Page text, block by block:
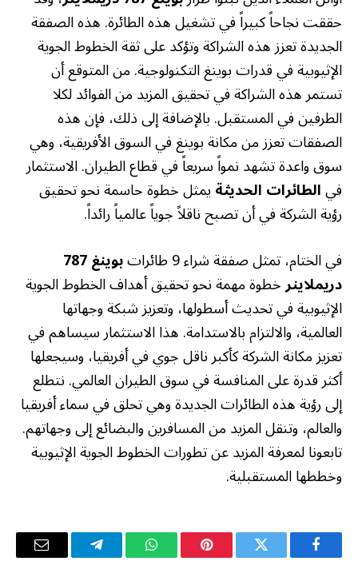
حققت نجاحاً كبيراً في تشغيل هذه الطائرة. هذه الصفقة
الجديدة تعزز هذه الشراكة وتؤكد على ثقة الخطوط الجوية
الإثيوبية في قدرات بوينغ التكنولوجية. من المتوقع أن
تستمر هذه الشراكة في تحقيق المزيد من الفوائد لكلا
الطرفين في المستقبل. بالإضافة إلى ذلك، فإن هذه
الصفقات تعزز من مكانة بوينغ في السوق الأفريقية، وهي
سوق واعدة تشهد نمواً سريعاً في قطاع الطيران. الاستثمار
فيالطائرات الحديثةيمثل خطوة حاسمة نحو تحقيق
رؤية الشركة في أن تصبح ناقلاً جوياً عالمياً رائداً.
في الختام، تمثل صفقة شراء 9 طائرات
بوينغ 787
دريملاينرخطوة مهمة نحو تحقيق أهداف الخطوط الجوية
الإثيوبية في تحديث أسطولها، وتعزيز شبكة وجهاتها
العالمية، والالتزام بالاستدامة. هذا الاستثمار سيساهم في
تعزيز مكانة الشركة كأكبر ناقل جوي في أفريقيا، وسيجعلها
أكثر قدرة على المنافسة في سوق الطيران العالمي. نتطلع
إلى رؤية هذه الطائرات الجديدة وهي تحلق في سماء أفريقيا
والعالم، وتنقل المزيد من المسافرين والبضائع إلى وجهاتهم.
تابعونا لمعرفة المزيد عن تطورات الخطوط الجوية الإثيوبية
وخططها المستقبلية.
فيسبوك تويتر بينتيريستواتساب تيلقرام
البريد